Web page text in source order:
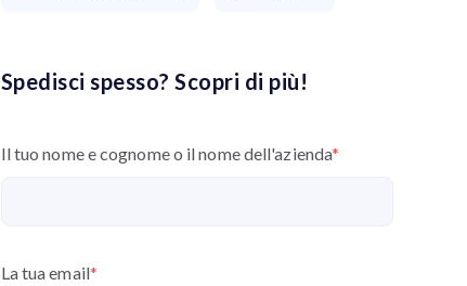
Spedisci spesso? Scopri di più!
Il tuo nome e cognome o il nome dell'azienda*
La tua email*